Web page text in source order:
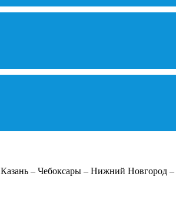
Казань – Чебоксары – Нижний Новгород